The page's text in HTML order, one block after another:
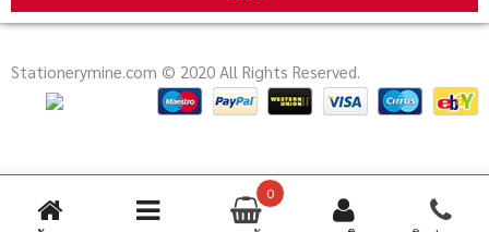
0
Stationerymine.com © 2020 All Rights Reserved.